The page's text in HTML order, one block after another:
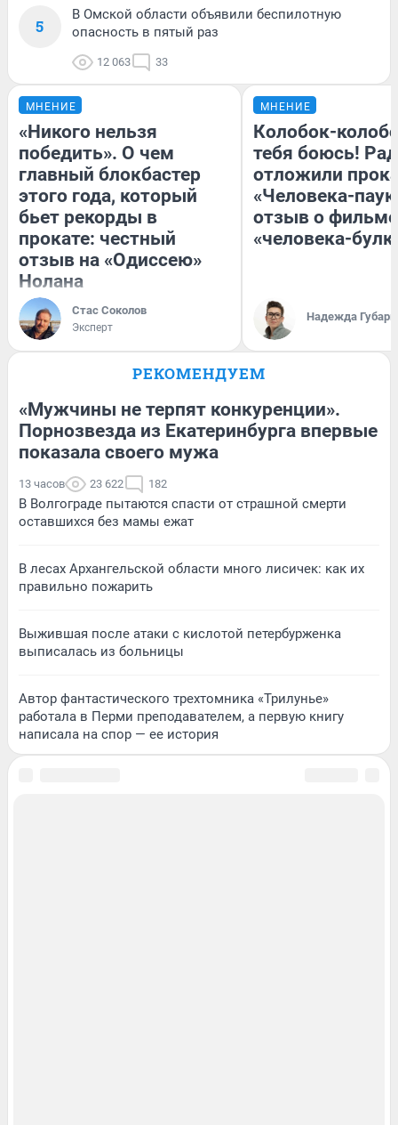
5
В Омской области объявили беспилотную
опасность в пятый раз
12 063 33
МНЕНИЕ
«Никого нельзя
победить». О чем
главный блокбастер
этого года, который
бьет рекорды в
прокате: честный
отзыв на «Одиссею»
Нолана
Стас Соколов
Эксперт
МНЕНИЕ
Колобок-
тебя боюсь!
отложили
«Человека-
отзыв о
«человека-
Надежда Губарь
РЕКОМЕНДУЕМ
«Мужчины не терпят конкуренции».
Порнозвезда из Екатеринбурга впервые
показала своего мужа
13 часов 23 622 182
В Волгограде пытаются спасти от страшной смерти
оставшихся без мамы ежат
В лесах Архангельской области много лисичек: как их
правильно пожарить
Выжившая после атаки с кислотой петербурженка
выписалась из больницы
Автор фантастического трехтомника «Трилунье»
работала в Перми преподавателем, а первую книгу
написала на спор — ее история